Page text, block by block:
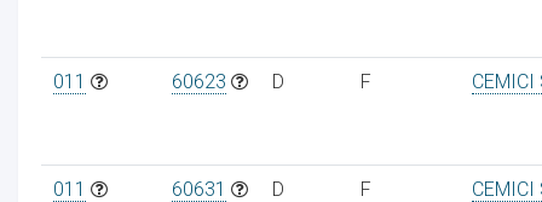
011 60623 D F CEMICI
011 60631 D F CEMICI